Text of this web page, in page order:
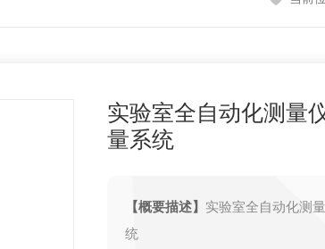
实验室全自动化测量
量系统
【概要描述】 实验室全自动化测
统